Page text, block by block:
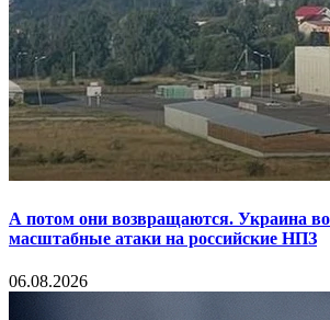
А потом они возвращаются. Украина
масштабные атаки на российские НПЗ
06.08.2026